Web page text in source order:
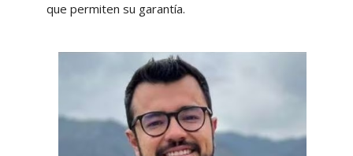
que permiten su garantía.